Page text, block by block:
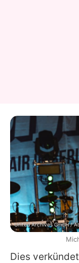
Dies
United Archives GmbH /